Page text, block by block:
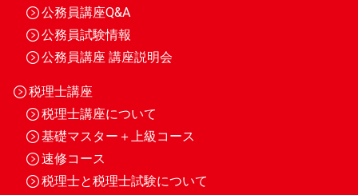
公務員講座Q&A
公務員試験情報
公務員講座 講座説明会
税理士講座
税理士講座について
基礎マスター＋上級コース
速修コース
税理士と税理士試験について